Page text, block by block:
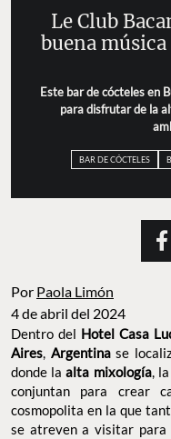
Le Club
buena música
Este bar de cócteles en
para disfrutar de la
BAR DE CÓCTELES
Por Paola Limón
4 de abril del 2024
Dentro del Hotel Casa
Aires, Argentinase
donde la alta mixología, la
conjuntan para crear
cosmopolita en la que
se atreven a visitar para